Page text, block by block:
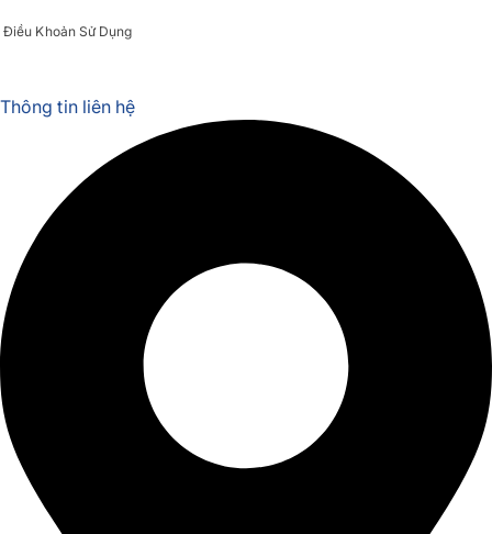
Điều Khoản Sử Dụng
Thông tin liên hệ